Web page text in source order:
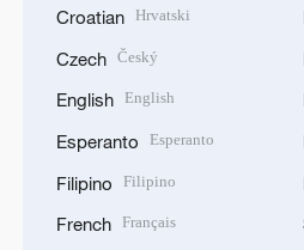
Croatian Hrvatski
Czech Český
English English
Esperanto Esperanto
Filipino Filipino
French Français